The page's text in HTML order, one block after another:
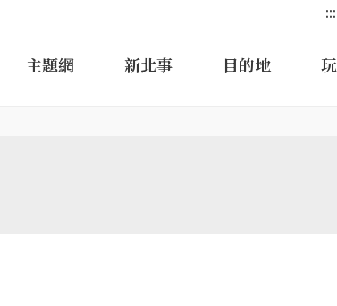
:::
主題網 新北事 目的地